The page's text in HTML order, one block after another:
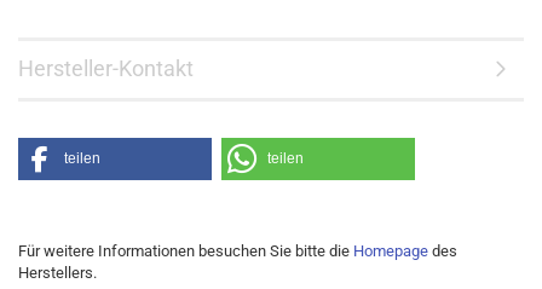
Hersteller-Kontakt
teilen teilen
Für weitere Informationen besuchen Sie bitte die Homepage des
Herstellers.